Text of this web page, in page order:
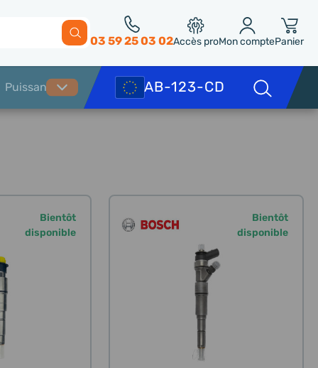
03 59 25 03 02Accès proMon comptePanier
Bientôt
disponible
Bientôt
disponible